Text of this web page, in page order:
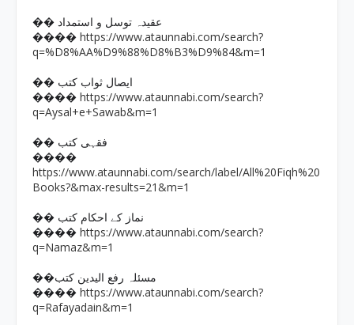
�� عقیدہ توسل و استمداد
���� https://www.ataunnabi.com/search?
q=%D8%AA%D9%88%D8%B3%D9%84&m=1
�� ایصال ثواب کتب
���� https://www.ataunnabi.com/search?
q=Aysal+e+Sawab&m=1
�� فقہی کتب
����
https://www.ataunnabi.com/search/label/All%20Fiqh%20
Books?&max-results=21&m=1
�� نماز کے احکام کتب
���� https://www.ataunnabi.com/search?
q=Namaz&m=1
��مسئلہ رفع الیدین کتب
���� https://www.ataunnabi.com/search?
q=Rafayadain&m=1